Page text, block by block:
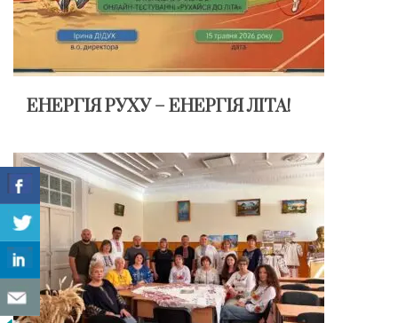
ЕНЕРГІЯ РУХУ – ЕНЕРГІЯ ЛІТА!